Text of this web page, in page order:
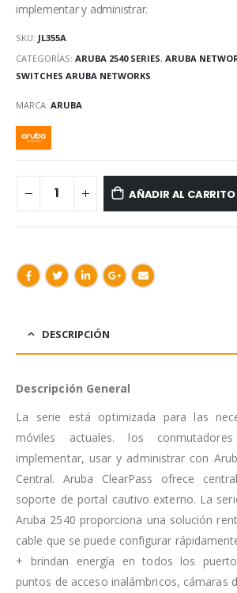
implementar y administrar.
SKU: JL355A
CATEGORÍAS: ARUBA 2540 SERIES, ARUBA
SWITCHES ARUBA NETWORKS
MARCA: ARUBA
AÑADIR AL CARRITO
DESCRIPCIÓN
Descripción General
La serie está optimizada para las
móviles actuales. los
implementar, usar y administrar con
Central. Aruba ClearPass ofrece
soporte de portal cautivo externo. La
Aruba 2540 proporciona una solución
cable que se puede configurar
+ brindan energía en todos los
puntos de acceso inalámbricos, cámaras